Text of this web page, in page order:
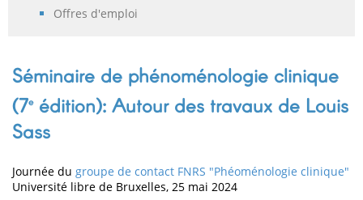
Offres d'emploi
Séminaire de phénoménologie clinique
(7eédition): Autour des travaux de Louis
Sass
Journée du groupe de contact FNRS "Phéoménologie clinique"
Université libre de Bruxelles, 25 mai 2024